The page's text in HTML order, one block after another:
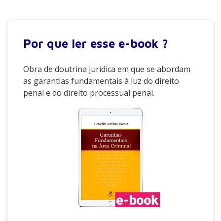
Por que ler esse e-book ?
Obra de doutrina jurídica em que se abordam
as garantias fundamentais à luz do direito
penal e do direito processual penal.